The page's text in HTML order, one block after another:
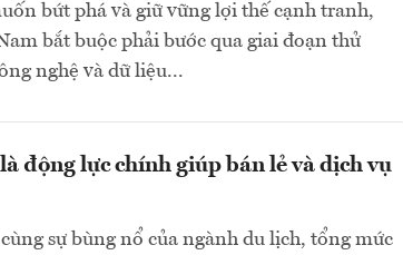
bứt phá và giữ vững lợi thế cạnh tranh,
bắt buộc phải bước qua giai đoạn thử
nghệ và dữ liệu...
động lực chính giúp bán lẻ và dịch vụ
sự bùng nổ của ngành du lịch, tổng mức